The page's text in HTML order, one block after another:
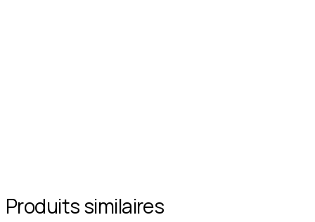
Produits similaires